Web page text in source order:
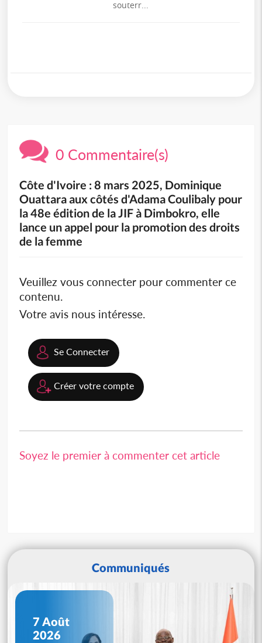
souterr...
0 Commentaire(s)
Côte d'Ivoire : 8 mars 2025, Dominique
Ouattara aux côtés d'Adama Coulibaly pour
la 48e édition de la JIF à Dimbokro, elle
lance un appel pour la promotion des droits
de la femme
Veuillez vous connecter pour commenter ce
contenu.
Votre avis nous intéresse.
Se Connecter
Créer votre compte
Soyez le premier à commenter cet article
Communiqués
7 Août
2026